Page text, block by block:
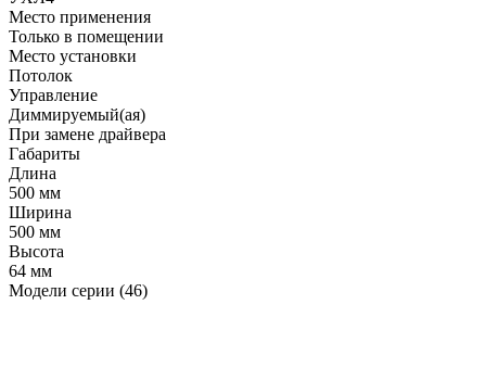
Место применения
Только в помещении
Место установки
Потолок
Управление
Диммируемый(ая)
При замене драйвера
Габариты
Длина
500 мм
Ширина
500 мм
Высота
64 мм
Модели серии (46)